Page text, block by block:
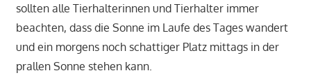
sollten alle Tierhalterinnen und Tierhalter immer
beachten, dass die Sonne im Laufe des Tages wandert
und ein morgens noch schattiger Platz mittags in der
prallen Sonne stehen kann.